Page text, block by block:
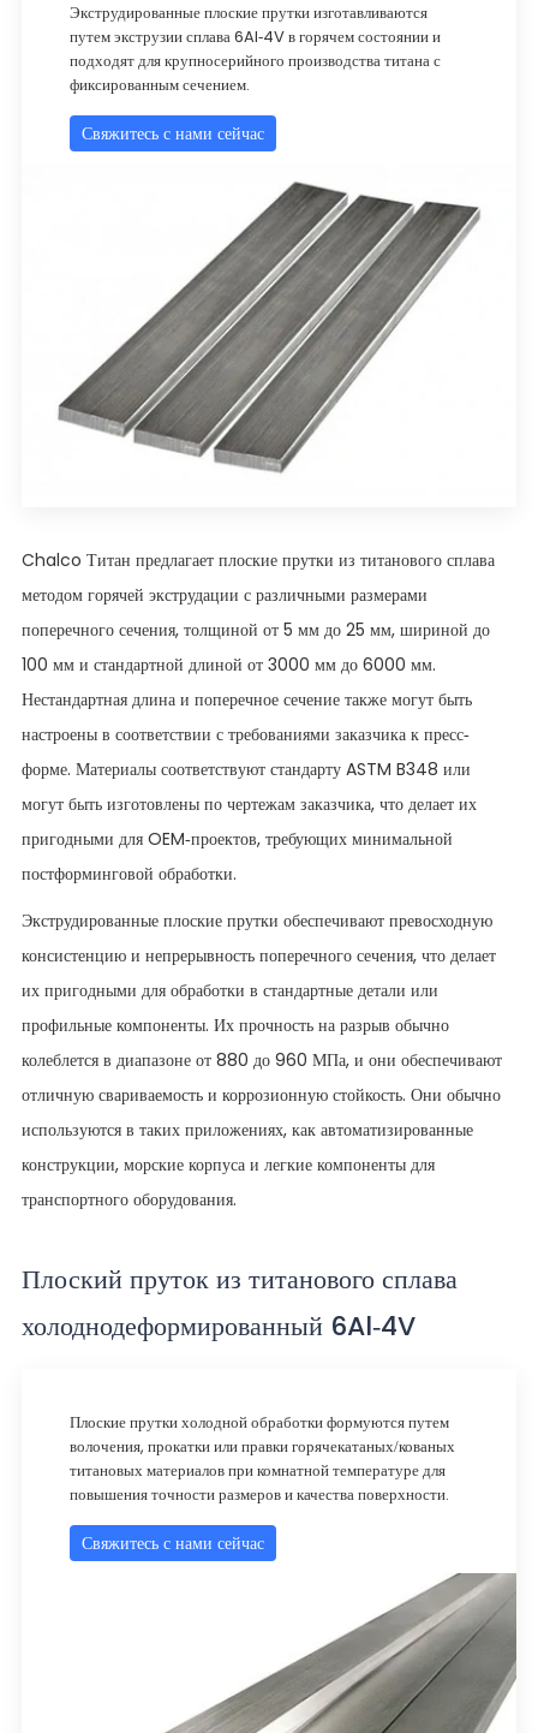
Экструдированные плоские прутки изготавливаются
путем экструзии сплава 6Al-4V в горячем состоянии и
подходят для крупносерийного производства титана с
фиксированным сечением.
Свяжитесь с нами сейчас
Chalco Титан предлагает плоские прутки из титанового сплава
методом горячей экструдации с различными размерами
поперечного сечения, толщиной от 5 мм до 25 мм, шириной до
100 мм и стандартной длиной от 3000 мм до 6000 мм.
Нестандартная длина и поперечное сечение также могут быть
настроены в соответствии с требованиями заказчика к пресс-
форме. Материалы соответствуют стандарту ASTM B348 или
могут быть изготовлены по чертежам заказчика, что делает их
пригодными для OEM-проектов, требующих минимальной
постформинговой обработки.
Экструдированные плоские прутки обеспечивают превосходную
консистенцию и непрерывность поперечного сечения, что делает
их пригодными для обработки в стандартные детали или
профильные компоненты. Их прочность на разрыв обычно
колеблется в диапазоне от 880 до 960 МПа, и они обеспечивают
отличную свариваемость и коррозионную стойкость. Они обычно
используются в таких приложениях, как автоматизированные
конструкции, морские корпуса и легкие компоненты для
транспортного оборудования.
Плоский пруток из титанового сплава
холоднодеформированный 6Al-4V
Плоские прутки холодной обработки формуются путем
волочения, прокатки или правки горячекатаных/кованых
титановых материалов при комнатной температуре для
повышения точности размеров и качества поверхности.
Свяжитесь с нами сейчас